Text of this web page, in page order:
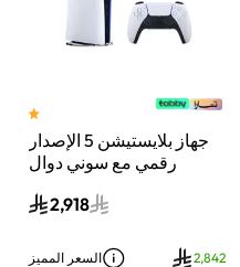
جهاز بلايستيشن 5 الإصدار
رقمي مع سوني دوال
2,918
السعر المميز 2,842